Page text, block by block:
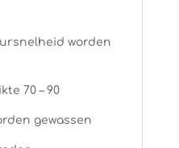
worden
70 – 90
gewassen